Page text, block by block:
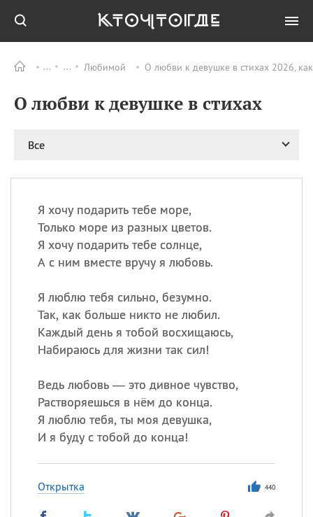
Любимой О любви к девушке в стихах 2026,
О любви к девушке в стихах
Все
Я хочу подарить тебе море,
Только море из разных цветов.
Я хочу подарить тебе солнце,
А с ним вместе вручу я любовь.
Я люблю тебя сильно, безумно.
Так, как больше никто не любил.
Каждый день я тобой восхищаюсь,
Набираюсь для жизни так сил!
Ведь любовь — это дивное чувство,
Растворяешься в нём до конца.
Я люблю тебя, ты моя девушка,
И я буду с тобой до конца!
Открытка 440
ПРАЗДНИКИ Все
09.08 День памяти
11.08 День полета на
воздушном шарике
11.08 День Святой Клары —
покровительницы
телевидения
ИМЕНА
Сегодня празднуют именины
Герман,Иван,Клим
Анфиса
Посмотреть значениеи